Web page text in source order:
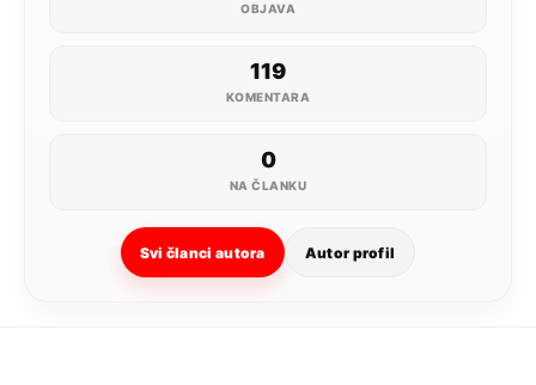
OBJAVA
119
KOMENTARA
0
NA ČLANKU
Svi članci autora Autor profil